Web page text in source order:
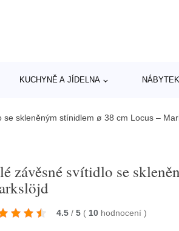
KUCHYNĚ A JÍDELNA NÁBYTEK
se skleněným stínidlem ø 38 cm Locus –
závěsné svítidlo se
4.5 / 5 ( 10 hodnocení)